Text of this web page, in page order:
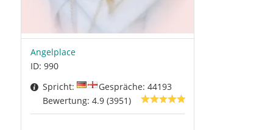
Angelplace
ID: 990
Spricht:
Gespräche: 44193
Bewertung: 4.9 (3951)